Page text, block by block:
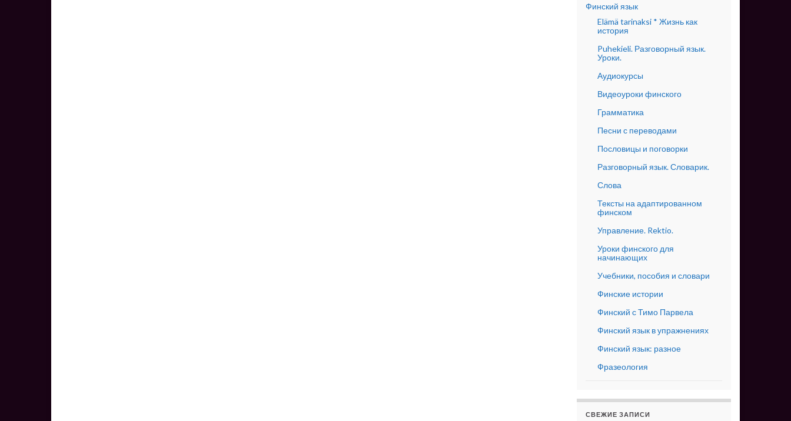
Финский язык
Elämä tarinaksi * Жизнь как
история
Puhekieli. Разговорный язык.
Уроки.
Аудиокурсы
Видеоуроки финского
Грамматика
Песни с переводами
Пословицы и поговорки
Разговорный язык. Словарик.
Слова
Тексты на адаптированном
финском
Управление. Rektio.
Уроки финского для
начинающих
Учебники, пособия и словари
Финские истории
Финский с Тимо Парвела
Финский язык в упражнениях
Финский язык: разное
Фразеология
СВЕЖИЕ ЗАПИСИ